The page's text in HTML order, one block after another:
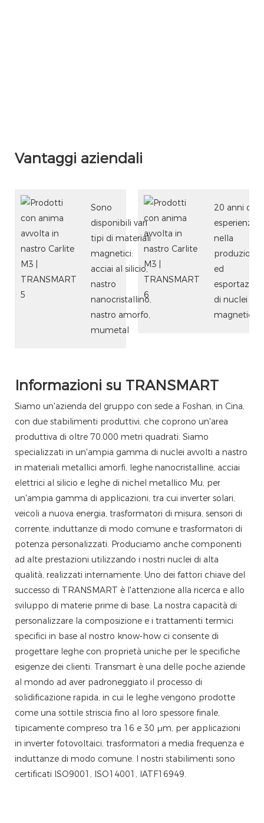
Vantaggi aziendali
Sono
disponibili vari
tipi di materiali
magnetici:
acciai al silicio,
nastro
nanocristallino,
nastro amorfo,
mumetal
20 anni di
esperienza
nella
produzione
ed
di nuclei
magnetici.
Informazioni su TRANSMART
Siamo un'azienda del gruppo con sede a Foshan, in Cina,
con due stabilimenti produttivi, che coprono un'area
produttiva di oltre 70.000 metri quadrati. Siamo
specializzati in un'ampia gamma di nuclei avvolti a nastro
in materiali metallici amorfi, leghe nanocristalline, acciai
elettrici al silicio e leghe di nichel metallico Mu, per
un'ampia gamma di applicazioni, tra cui inverter solari,
veicoli a nuova energia, trasformatori di misura, sensori di
corrente, induttanze di modo comune e trasformatori di
potenza personalizzati. Produciamo anche componenti
ad alte prestazioni utilizzando i nostri nuclei di alta
qualità, realizzati internamente. Uno dei fattori chiave del
successo di TRANSMART è l'attenzione alla ricerca e allo
sviluppo di materie prime di base. La nostra capacità di
personalizzare la composizione e i trattamenti termici
specifici in base al nostro know-how ci consente di
progettare leghe con proprietà uniche per le specifiche
esigenze dei clienti. Transmart è una delle poche aziende
al mondo ad aver padroneggiato il processo di
solidificazione rapida, in cui le leghe vengono prodotte
come una sottile striscia fino al loro spessore finale,
tipicamente compreso tra 16 e 30 μm, per applicazioni
in inverter fotovoltaici, trasformatori a media frequenza e
induttanze di modo comune. I nostri stabilimenti sono
certificati ISO9001, ISO14001, IATF16949.